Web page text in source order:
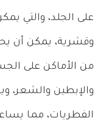
على الجلد، والتي
وقشرية، يمكن أن
من الأماكن على
والإبطين والشعر،
الفطريات، مما